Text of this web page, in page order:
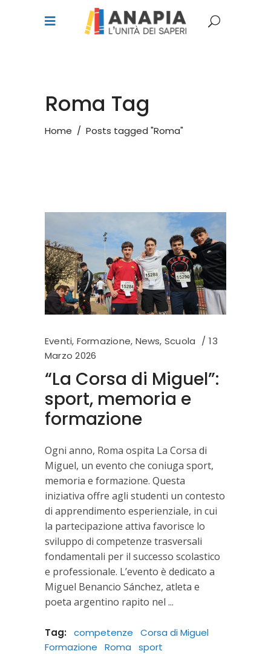
Roma Tag
Home / Posts tagged "Roma"
Eventi, Formazione, News, Scuola
13
Marzo 2026
“La Corsa di Miguel”:
sport, memoria e
formazione
Ogni anno, Roma ospita La Corsa di
Miguel, un evento che coniuga sport,
memoria e formazione. Questa
iniziativa offre agli studenti un contesto
di apprendimento esperienziale, in cui
la partecipazione attiva favorisce lo
sviluppo di competenze trasversali
fondamentali per il successo scolastico
e professionale. L’evento è dedicato a
Miguel Benancio Sánchez, atleta e
poeta argentino rapito nel
Tag: competenze
Corsa di Miguel
Formazione
Roma
sport